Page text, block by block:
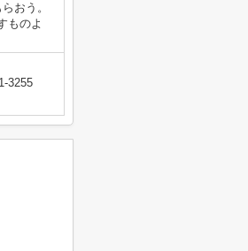
おう。
ものよ
3255